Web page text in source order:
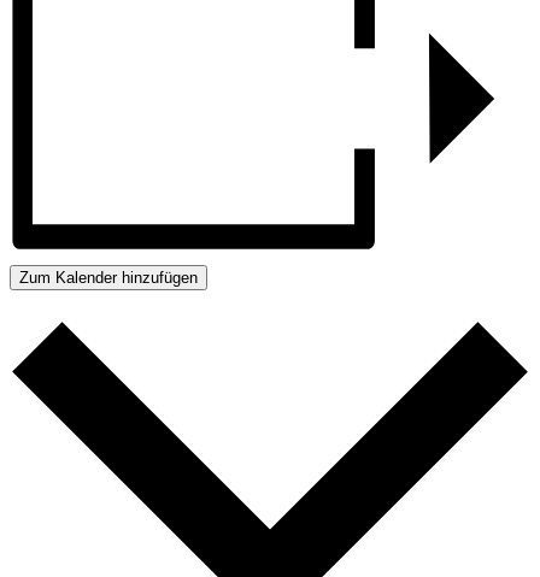
Zum Kalender hinzufügen